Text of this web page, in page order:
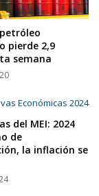
pierde 2,9
semana
del MEI: 2024
de
la inflación se